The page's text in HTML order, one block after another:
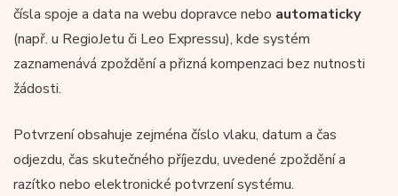
čísla spoje a data na webu dopravce nebo automaticky
(např. u RegioJetu či Leo Expressu), kde systém
zaznamenává zpoždění a přizná kompenzaci bez nutnosti
žádosti.
Potvrzení obsahuje zejména číslo vlaku, datum a čas
odjezdu, čas skutečného příjezdu, uvedené zpoždění a
razítko nebo elektronické potvrzení systému.